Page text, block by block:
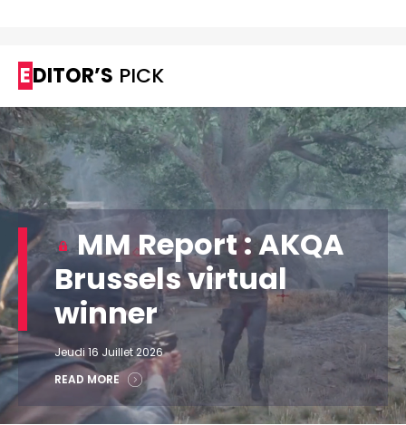
EDITOR’S PICK
MM Report : AKQA
Brussels virtual
winner
Jeudi 16 Juillet 2026
READ MORE